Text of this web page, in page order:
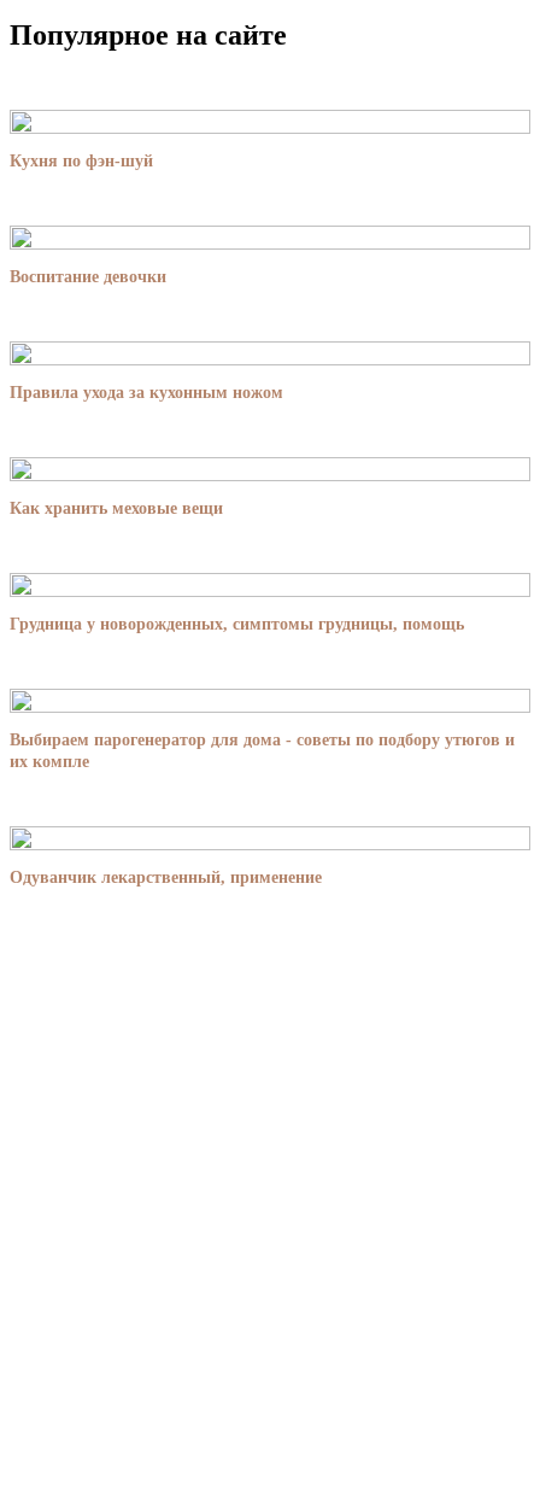
Популярное на сайте
Кухня по фэн-шуй
Воспитание девочки
Правила ухода за кухонным ножом
Как хранить меховые вещи
Грудница у новорожденных, симптомы грудницы, помощь
Выбираем парогенератор для дома - советы по подбору утюгов и
их компле
Одуванчик лекарственный, применение